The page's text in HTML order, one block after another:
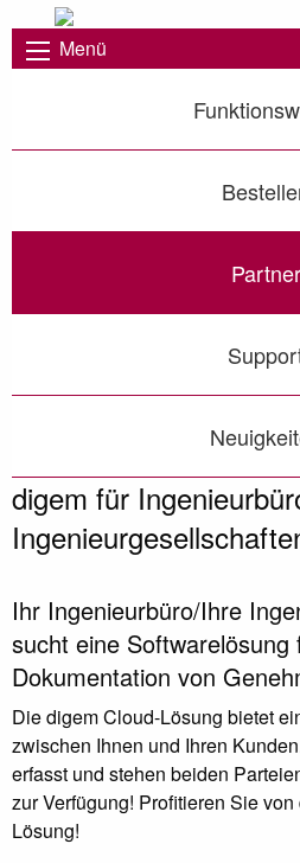
Menü
Partner
digem für
Ihr Ingenieurbüro/Ihre
sucht eine Softwarelösung
Dokumentation von
Die digem Cloud-Lösung bietet
zwischen Ihnen und Ihren
erfasst und stehen beiden
zur Verfügung! Profitieren Sie
Lösung!